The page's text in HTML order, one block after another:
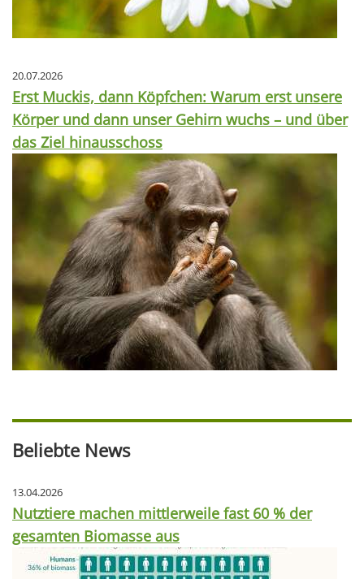
20.07.2026
Erst Muckis, dann Köpfchen: Warum erst unsere
Körper und dann unser Gehirn wuchs – und über
das Ziel hinausschoss
Beliebte News
13.04.2026
Nutztiere machen mittlerweile fast 60 % der
gesamten Biomasse aus